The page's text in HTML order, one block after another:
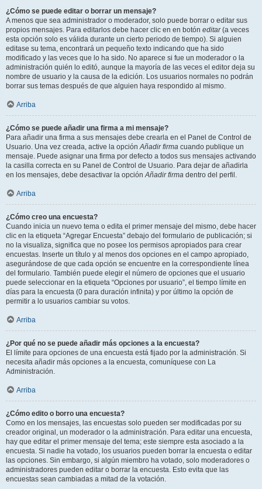
¿Cómo se puede editar o borrar un mensaje?
A menos que sea administrador o moderador, solo puede borrar o editar sus
propios mensajes. Para editarlos debe hacer clic en en botón editar(a veces
esta opción solo es válida durante un cierto periodo de tiempo). Si alguien
editase su tema, encontrará un pequeño texto indicando que ha sido
modificado y las veces que lo ha sido. No aparece si fue un moderador o la
administración quién lo editó, aunque la mayoría de las veces el editor deja su
nombre de usuario y la causa de la edición. Los usuarios normales no podrán
borrar sus temas después de que alguien haya respondido al mismo.
Arriba
¿Cómo se puede añadir una firma a mi mensaje?
Para añadir una firma a sus mensajes debe crearla en el Panel de Control de
Usuario. Una vez creada, active la opciónAñadir firma cuando publique un
mensaje. Puede asignar una firma por defecto a todos sus mensajes activando
la casilla correcta en su Panel de Control de Usuario. Para dejar de añadirla
en los mensajes, debe desactivar la opciónAñadir firma dentro del perfil.
Arriba
¿Cómo creo una encuesta?
Cuando inicia un nuevo tema o edita el primer mensaje del mismo, debe hacer
clic en la etiqueta “Agregar Encuesta” debajo del formulario de publicación; si
no la visualiza, significa que no posee los permisos apropiados para crear
encuestas. Inserte un título y al menos dos opciones en el campo apropiado,
asegurándose de que cada opción se encuentre en la correspondiente línea
del formulario. También puede elegir el número de opciones que el usuario
puede seleccionar en la etiqueta “Opciones por usuario”, el tiempo límite en
días para la encuesta (0 para duración infinita) y por último la opción de
permitir a lo usuarios cambiar su votos.
Arriba
¿Por qué no se puede añadir más opciones a la encuesta?
El límite para opciones de una encuesta está fijado por la administración. Si
necesita añadir más opciones a la encuesta, comuníquese con La
Administración.
Arriba
¿Cómo edito o borro una encuesta?
Como en los mensajes, las encuestas solo pueden ser modificadas por su
creador original, un moderador o la administración. Para editar una encuesta,
hay que editar el primer mensaje del tema; este siempre esta asociado a la
encuesta. Si nadie ha votado, los usuarios pueden borrar la encuesta o editar
las opciones. Sin embargo, si algún miembro ha votado, solo moderadores o
administradores pueden editar o borrar la encuesta. Esto evita que las
encuestas sean cambiadas a mitad de la votación.